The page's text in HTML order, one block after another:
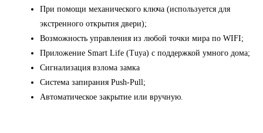
При помощи механического ключа (используется для
экстренного открытия двери);
Возможность управления из любой точки мира по WIFI;
Приложение Smart Life (Tuya) с поддержкой умного дома;
Сигнализация взлома замка
Система запирания Push-Pull;
Автоматическое закрытие или вручную.